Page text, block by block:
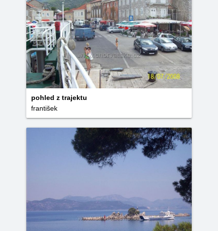
pohled z trajektu
františek